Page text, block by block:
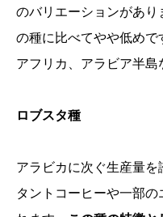
のバリエーションがあ
の種に比べてやや低め
アフリカ、アラビア半島
ロブスタ種
アラビカに次ぐ生産量
タントコーヒーや一部